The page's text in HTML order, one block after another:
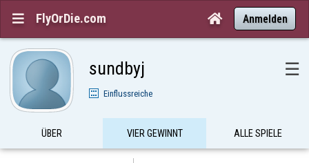
 FlyOrDie.com  Anmelden
sundbyj ☰
Einflussreiche
ÜBER VIER GEWINNT ALLE SPIELE